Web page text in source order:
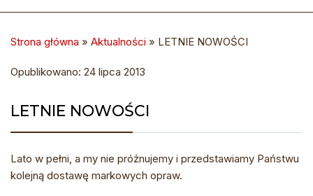
Strona główna » Aktualności » LETNIE NOWOŚCI
Opublikowano: 24 lipca 2013
LETNIE NOWOŚCI
Lato w pełni, a my nie próżnujemy i przedstawiamy Państwu
kolejną dostawę markowych opraw.